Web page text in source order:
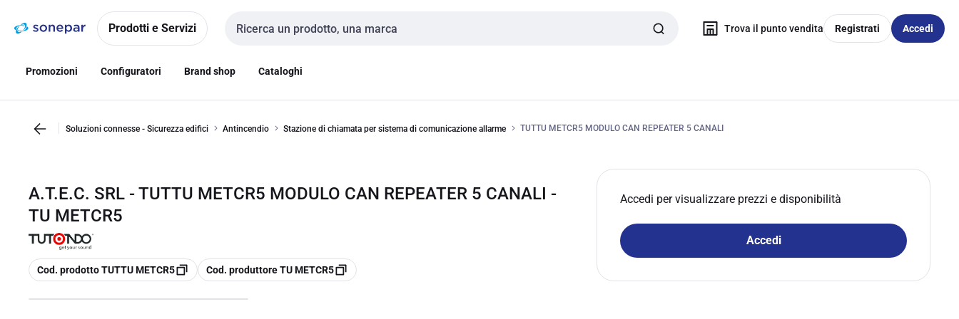
navigazionealla
Prodotti e Servizi
Cerca input
Trova il punto vendita Registrati Accedi
Promozioni Configuratori Brand shop Cataloghi
Soluzioni connesse - Sicurezza edifici Antincendio Stazione di chiamata per sistema di comunicazione allarme TUTTU METCR5 MODULO CAN REPEATER 5 CANALI
A.T.E.C. SRL - TUTTU METCR5 MODULO CAN REPEATER 5 CANALI -
TU METCR5
copia
Cod. prodotto TUTTU METCR5 copia
Cod. produttore TU METCR5
Accedi per visualizzare prezzi e disponibilità
Accedi